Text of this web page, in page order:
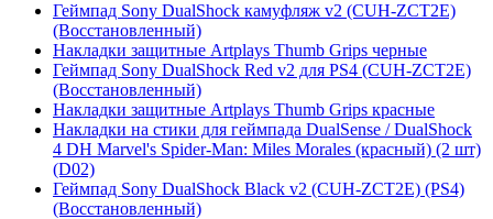
Геймпад Sony DualShock камуфляж v2 (CUH-ZCT2E)
(Восстановленный)
Накладки защитные Artplays Thumb Grips черные
Геймпад Sony DualShock Red v2 для PS4 (CUH-ZCT2E)
(Восстановленный)
Накладки защитные Artplays Thumb Grips красные
Накладки на стики для геймпада DualSense / DualShock
4 DH Marvel's Spider-Man: Miles Morales (красный) (2 шт)
(D02)
Геймпад Sony DualShock Black v2 (CUH-ZCT2E) (PS4)
(Восстановленный)